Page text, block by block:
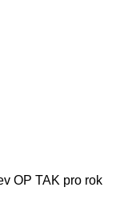
OP TAK pro rok